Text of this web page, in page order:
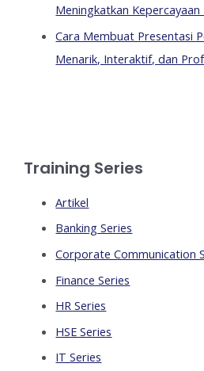
Meningkatkan
Cara Membuat Presentasi
Menarik, Interaktif, dan
Training Series
Artikel
Banking Series
Corporate Communication
Finance Series
HR Series
HSE Series
IT Series